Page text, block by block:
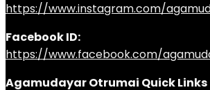
https://www.instagram.com/
Facebook ID:
https://www.facebook.com/
Agamudayar Otrumai Quick Links